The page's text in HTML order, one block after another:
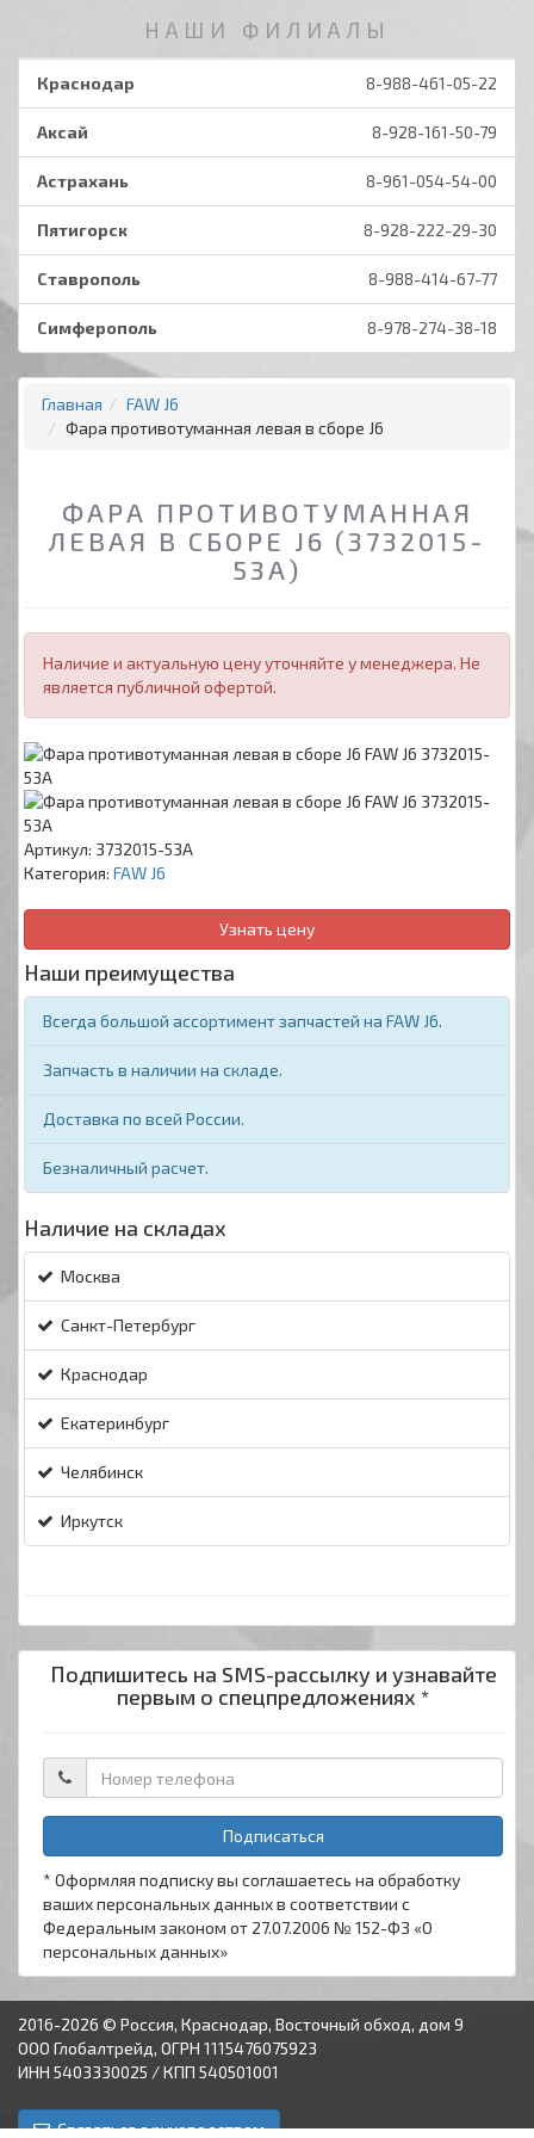
НАШИ ФИЛИАЛЫ
Краснодар 8-988-461-05-22
Аксай 8-928-161-50-79
Астрахань 8-961-054-54-00
Пятигорск 8-928-222-29-30
Ставрополь 8-988-414-67-77
Симферополь 8-978-274-38-18
Главная
FAW J6
Фара противотуманная левая в сборе J6
ФАРА ПРОТИВОТУМАННАЯ
ЛЕВАЯ В СБОРЕ J6 (3732015-
53A)
Наличие и актуальную цену уточняйте у менеджера. Не
является публичной офертой.
Артикул: 3732015-53A
Категория: FAW J6
Узнать цену
Наши преимущества
Всегда большой ассортимент запчастей на FAW J6.
Запчасть в наличии на складе.
Доставка по всей России.
Безналичный расчет.
Наличие на складах
Москва
Санкт-Петербург
Краснодар
Екатеринбург
Челябинск
Иркутск
Подпишитесь на SMS-рассылку и узнавайте
первым о спецпредложениях *
Подписаться
* Оформляя подписку вы соглашаетесь на обработку
ваших персональных данных в соответствии с
Федеральным законом от 27.07.2006 № 152-ФЗ «О
персональных данных»
2016-2026 © Россия, Краснодар, Восточный обход, дом 9
ООО Глобалтрейд, ОГРН 1115476075923
ИНН 5403330025 / КПП 540501001
Связаться с руководством